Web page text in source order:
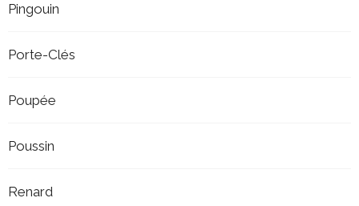
Pingouin
Porte-Clés
Poupée
Poussin
Renard